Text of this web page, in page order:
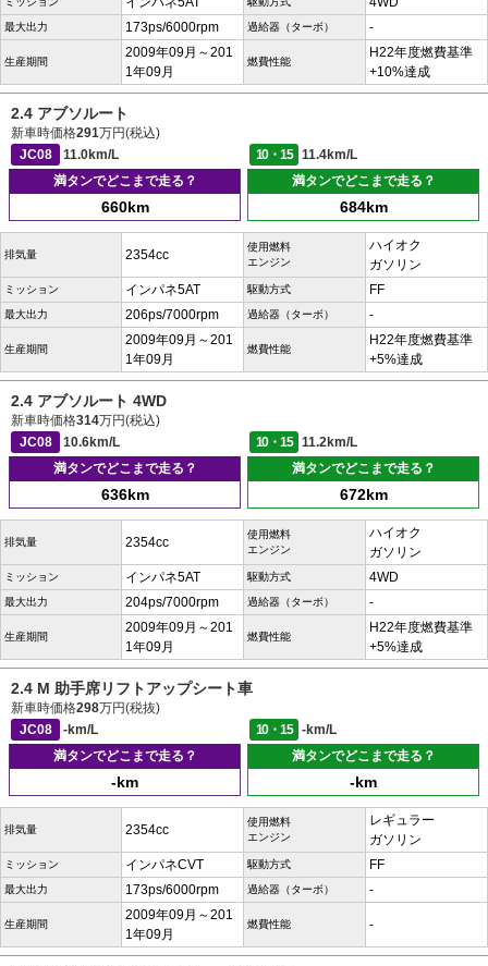
最大出力 173ps/6000rpm 過給器（ターボ） -
生産期間
2009年09月～201
1年09月
燃費性能
H22年度燃費基準
+10%達成
2.4 アブソルート
新車時価格291万円(税込)
JC08
11.0km/L 10・15
11.4km/L
満タンでどこまで走る？
660km
満タンでどこまで走る？
684km
排気量 2354cc
使用燃料
エンジン
ハイオク
ガソリン
ミッション インパネ5AT 駆動方式 FF
最大出力 206ps/7000rpm 過給器（ターボ） -
生産期間
2009年09月～201
1年09月
燃費性能
H22年度燃費基準
+5%達成
2.4 アブソルート 4WD
新車時価格314万円(税込)
JC08
10.6km/L 10・15
11.2km/L
満タンでどこまで走る？
636km
満タンでどこまで走る？
672km
排気量 2354cc
使用燃料
エンジン
ハイオク
ガソリン
ミッション インパネ5AT 駆動方式 4WD
最大出力 204ps/7000rpm 過給器（ターボ） -
生産期間
2009年09月～201
1年09月
燃費性能
H22年度燃費基準
+5%達成
2.4 M 助手席リフトアップシート車
新車時価格298万円(税抜)
JC08
-km/L 10・15
-km/L
満タンでどこまで走る？
-km
満タンでどこまで走る？
-km
排気量 2354cc
使用燃料
エンジン
レギュラー
ガソリン
ミッション インパネCVT 駆動方式 FF
最大出力 173ps/6000rpm 過給器（ターボ） -
生産期間
2009年09月～201
1年09月
燃費性能 -